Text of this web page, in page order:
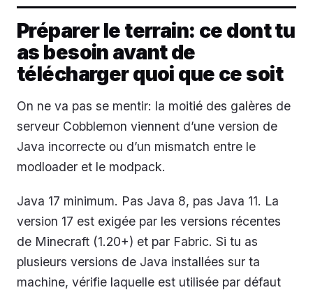
Préparer le terrain: ce dont tu
as besoin avant de
télécharger quoi que ce soit
On ne va pas se mentir: la moitié des galères de
serveur Cobblemon viennent d’une version de
Java incorrecte ou d’un mismatch entre le
modloader et le modpack.
Java 17 minimum. Pas Java 8, pas Java 11. La
version 17 est exigée par les versions récentes
de Minecraft (1.20+) et par Fabric. Si tu as
plusieurs versions de Java installées sur ta
machine, vérifie laquelle est utilisée par défaut